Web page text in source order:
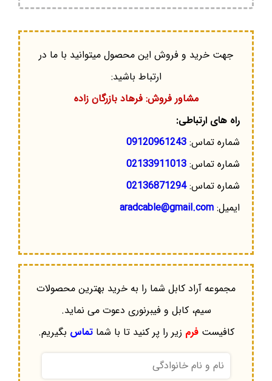
جهت خرید و فروش این محصول میتوانید با ما در
ارتباط باشید:
مشاور فروش: فرهاد بازرگان زاده
راه های ارتباطی:
شماره تماس: 09120961243
شماره تماس: 02133911013
شماره تماس:02136871294
ایمیل: aradcable@gmail.com
مجموعه آراد کابل شما را به خرید بهترین محصولات
سیم، کابل و فیبرنوری دعوت می نماید.
کافیستفرم زیر را پر کنید تا با شماتماس بگیریم.